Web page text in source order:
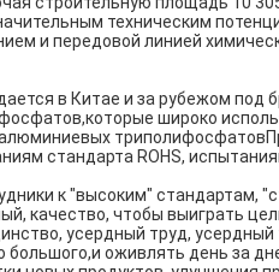
техническим
и передовой линией
в Китае и за рубежом
широко
стандарта ROHS,
к "высоким" стандартам,
качество, чтобы выиграть
усердный труд,
большого,и оживлять день за